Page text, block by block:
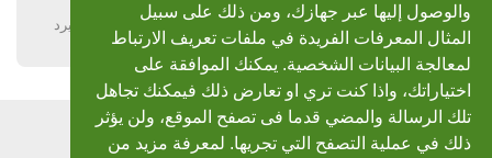
والوصول إليها عبر جهازك، ومن ذلك على سبيل
المثال المعرفات الفريدة في ملفات تعريف الارتباط
لمعالجة البيانات الشخصية. يمكنك الموافقة على
اختياراتك، واذا كنت تري او تعارض ذلك فيمكنك تجاهل
تلك الرسالة والمضي قدما فى تصفح الموقع، ولن يؤثر
ذلك في عملية التصفح التي تجريها. لمعرفة مزيد من
يرد
اضف رد